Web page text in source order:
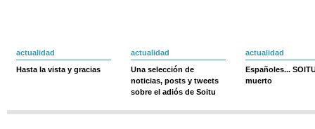
actualidad
Hasta la vista y gracias
actualidad
Una selección de
noticias, posts y tweets
sobre el adiós de Soitu
actualidad
Españoles...
muerto